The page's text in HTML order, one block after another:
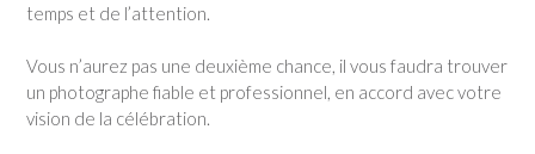
temps et de l’attention.
Vous n’aurez pas une deuxième chance, il vous faudra trouver
un photographe fiable et professionnel, en accord avec votre
vision de la célébration.